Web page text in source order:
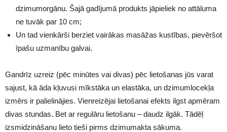
dzimumorgānu. Šajā gadījumā produkts jāpieliek no attāluma
ne tuvāk par 10 cm;
Un tad vienkārši berziet vairākas masāžas kustības, pievēršot
īpašu uzmanību galvai.
Gandrīz uzreiz (pēc minūtes vai divas) pēc lietošanas jūs varat
sajust, kā āda kļuvusi mīkstāka un elastāka, un dzimumlocekļa
izmērs ir palielinājies. Vienreizējai lietošanai efekts ilgst apmēram
divas stundas. Bet ar regulāru lietošanu – daudz ilgāk. Tādēļ
izsmidzināšanu lieto tieši pirms dzimumakta sākuma.